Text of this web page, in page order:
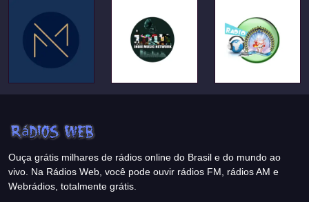
Ouça grátis milhares de rádios online do Brasil e do mundo ao
vivo. Na Rádios Web, você pode ouvir rádios FM, rádios AM e
Webrádios, totalmente grátis.